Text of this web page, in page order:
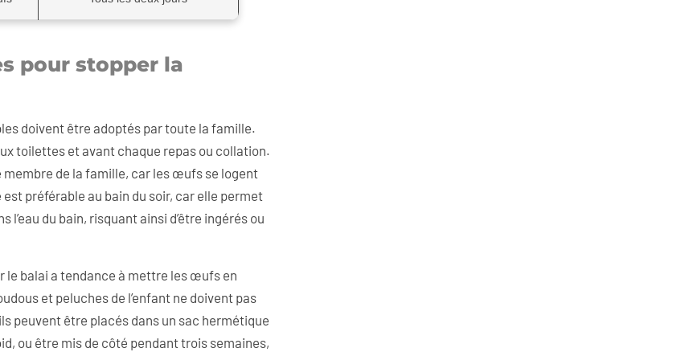
pour stopper la
doivent être adoptés par toute la famille.
toilettes et avant chaque repas ou collation.
membre de la famille, car les œufs se logent
préférable au bain du soir, car elle permet
du bain, risquant ainsi d’être ingérés ou
le balai a tendance à mettre les œufs en
et peluches de l’enfant ne doivent pas
peuvent être placés dans un sac hermétique
ou être mis de côté pendant trois semaines,